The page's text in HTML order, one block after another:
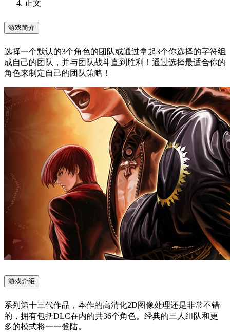
正文
游戏简介
选择一个默认的3个角色的团队或通过拿起3个你选择的字符组
成自己的团队，并与团队战斗直到胜利！通过选择最适合你的
角色来制定自己的团队策略！
游戏介绍
系列第十三代作品，本作的高清化2D图像处理还是非常不错
的，拥有包括DLC在内的共36个角色。经典的三人组队和更
多的模式将一一登陆。